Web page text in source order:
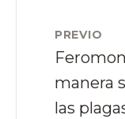
PREVIO
manera
las